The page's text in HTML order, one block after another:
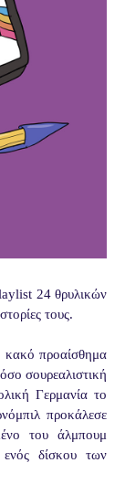
24 θρυλικών
τους.
κακό προαίσθημα
σουρεαλιστική
Γερμανία το
προκάλεσε
του άλμπουμ
δίσκου των